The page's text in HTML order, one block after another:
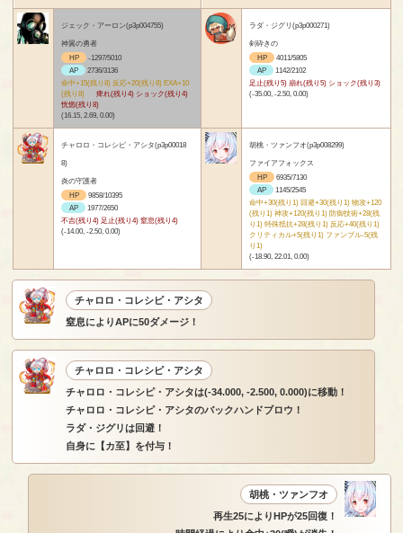
ジェック・アーロン(p3p004755)
神翼の勇者
HP
-1297/5010
AP
2736/3136
命中+15(残り8) 反応+20(残り8) EXA+10
(残り8)
痺れ(残り4) ショック(残り4)
恍惚(残り8)
(16.15, 2.69, 0.00)
ラダ・ジグリ(p3p000271)
剣砕きの
HP
4011/5805
AP
1142/2102
足止(残り5) 崩れ(残り5) ショック(残り3)
(-35.00, -2.50, 0.00)
チャロロ・コレシピ・アシタ(p3p00018
8)
炎の守護者
HP
9858/10395
AP
1977/2650
不吉(残り4) 足止(残り4) 窒息(残り4)
(-14.00, -2.50, 0.00)
胡桃・ツァンフオ(p3p008299)
ファイアフォックス
HP
6935/7130
AP
1145/2545
命中+30(残り1) 回避+30(残り1) 物攻+120
(残り1) 神攻+120(残り1) 防御技術+28(残
り1) 特殊抵抗+28(残り1) 反応+40(残り1)
クリティカル+5(残り1) ファンブル-5(残
り1)
(-18.90, 22.01, 0.00)
チャロロ・コレシピ・アシタ
窒息によりAPに50ダメージ！
チャロロ・コレシピ・アシタ
チャロロ・コレシピ・アシタは(-34.000, -2.500, 0.000)に移動！
チャロロ・コレシピ・アシタのバックハンドブロウ！
ラダ・ジグリは回避！
自身に【カ至】を付与！
胡桃・ツァンフオ
再生25によりHPが25回復！